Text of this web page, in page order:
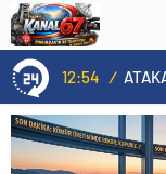
12:54 /